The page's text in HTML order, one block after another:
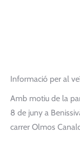
Informació per al
Amb motiu de la
8 de juny a
carrer Olmos